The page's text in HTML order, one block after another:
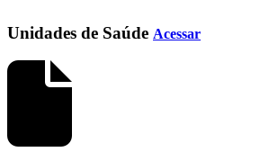
Unidades de Saúde Acessar